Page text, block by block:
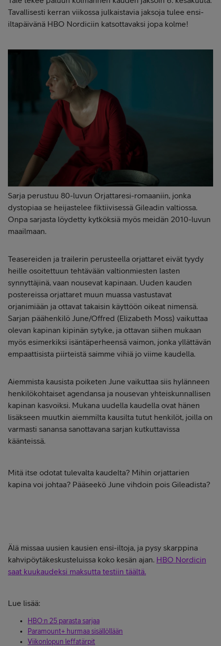
Tavallisesti kerran viikossa julkaistavia jaksoja tulee ensi-
iltapäivänä HBO Nordiciin katsottavaksi jopa kolme!
Sarja perustuu 80-luvun Orjattaresi-romaaniin, jonka
dystopiaa se heijastelee fiktiivisessä Gileadin valtiossa.
Onpa sarjasta löydetty kytköksiä myös meidän 2010-luvun
maailmaan.
Teasereiden ja trailerin perusteella orjattaret eivät tyydy
heille osoitettuun tehtävään valtionmiesten lasten
synnyttäjinä, vaan nousevat kapinaan. Uuden kauden
postereissa orjattaret muun muassa vastustavat
orjanimiään ja ottavat takaisin käyttöön oikeat nimensä.
Sarjan päähenkilö June/Offred (Elizabeth Moss) vaikuttaa
olevan kapinan kipinän sytyke, ja ottavan siihen mukaan
myös esimerkiksi isäntäperheensä vaimon, jonka yllättävän
empaattisista piirteistä saimme vihiä jo viime kaudella.
Aiemmista kausista poiketen June vaikuttaa siis hylänneen
henkilökohtaiset agendansa ja nousevan yhteiskunnallisen
kapinan kasvoiksi. Mukana uudella kaudella ovat hänen
lisäkseen muutkin aiemmilta kausilta tutut henkilöt, joilla on
varmasti sanansa sanottavana sarjan kutkuttavissa
käänteissä.
Mitä itse odotat tulevalta kaudelta? Mihin orjattarien
kapina voi johtaa? Pääseekö June vihdoin pois Gileadista?
Älä missaa uusien kausien ensi-iltoja, ja pysy skarppina
kahvipöytäkeskusteluissa koko kesän ajan. HBO Nordicin
saat kuukaudeksi maksutta testiin täältä.
Lue lisää:
HBO:n 25 parasta sarjaa
Paramount+ hurmaa sisällöllään
Viikonlopun leffatärpit